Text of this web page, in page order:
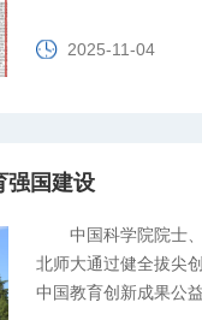
2025-11-04
强国建设
中国科学院院士
北师大通过健全拔尖
中国教育创新成果公